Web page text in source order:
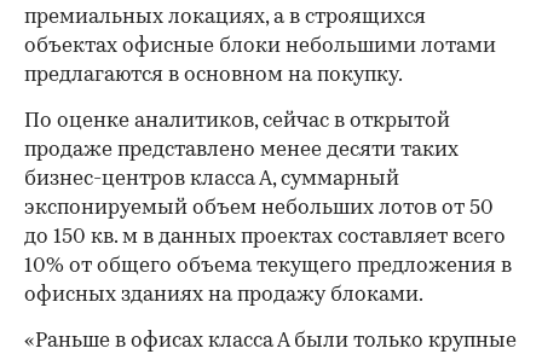
премиальных локациях, а в строящихся
объектах офисные блоки небольшими лотами
предлагаются в основном на покупку.
По оценке аналитиков, сейчас в открытой
продаже представлено менее десяти таких
бизнес-центров класса А, суммарный
экспонируемый объем небольших лотов от 50
до 150 кв. м в данных проектах составляет всего
10% от общего объема текущего предложения в
офисных зданиях на продажу блоками.
«Раньше в офисах класса А были только крупные